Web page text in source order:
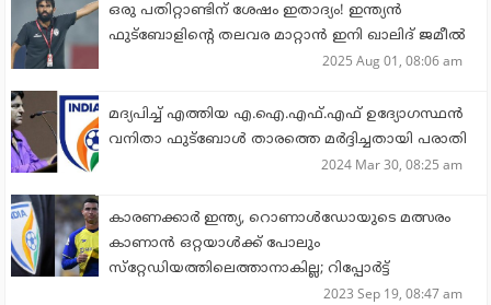
ഒരു പതിറ്റാണ്ടിന് ശേഷം ഇതാദ്യം! ഇന്ത്യന്‍
ഫുട്‌ബോളിന്റെ തലവര മാറ്റാന്‍ ഇനി ഖാലിദ് ജമീല്‍
2025 Aug 01, 08:06 am
മദ്യപിച്ച് എത്തിയ എ.ഐ.എഫ്.എഫ് ഉദ്യോഗസ്ഥന്‍
വനിതാ ഫുട്‌ബോള്‍ താരത്തെ മര്‍ദ്ദിച്ചതായി പരാതി
2024 Mar 30, 08:25 am
കാരണക്കാര്‍ ഇന്ത്യ, റൊണാള്‍ഡോയുടെ മത്സരം
കാണാന്‍ ഒറ്റയാള്‍ക്ക് പോലും
സ്‌റ്റേഡിയത്തിലെത്താനാകില്ല; റിപ്പോര്‍ട്ട്
2023 Sep 19, 08:47 am